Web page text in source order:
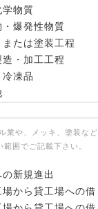
学物質
・爆発性物質
または塗装工程
造・加工工程
凍品
業や、メッキ、塗装な
範囲でご記載下さい。
の新規進出
場から貸工場への